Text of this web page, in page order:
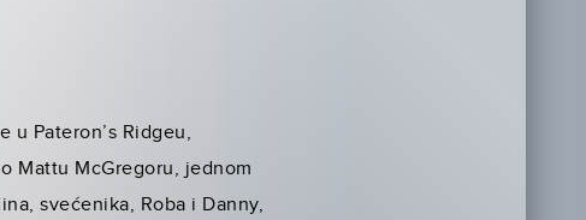
u Pateron’s Ridgeu,
Mattu McGregoru, jednom
svećenika, Roba i Danny,